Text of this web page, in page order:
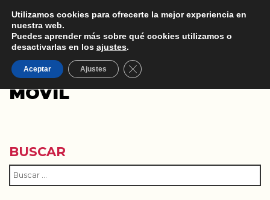
PLAN DE MARKETING
MÓVIL
BUSCAR
Utilizamos cookies para ofrecerte la mejor experiencia en
nuestra web.
Puedes aprender más sobre qué cookies utilizamos o
desactivarlas en los ajustes.
Aceptar Ajustes Cerrar el banner de cookies RGPD